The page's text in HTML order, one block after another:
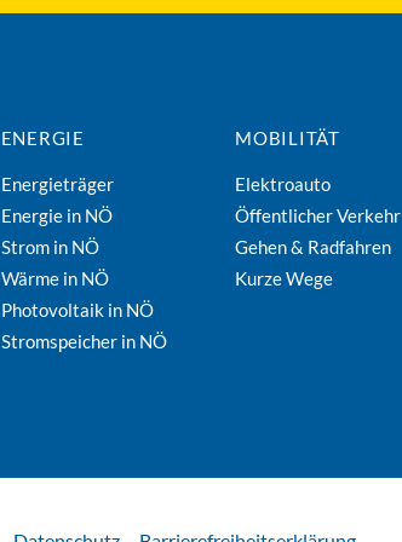
ENERGIE
Energieträger
Energie in NÖ
Strom in NÖ
Wärme in NÖ
Photovoltaik in NÖ
Stromspeicher in NÖ
MOBILITÄT
Elektroauto
Öffentlicher Verkehr
Gehen & Radfahren
Kurze Wege